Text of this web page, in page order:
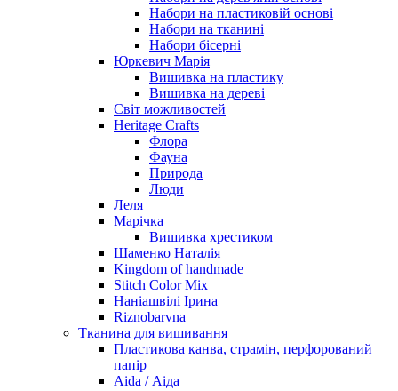
Набори на пластиковій основі
Набори на тканині
Набори бісерні
Юркевич Марія
Вишивка на пластику
Вишивка на дереві
Світ можливостей
Heritage Crafts
Флора
Фауна
Природа
Люди
Леля
Марічка
Вишивка хрестиком
Шаменко Наталія
Kingdom of handmade
Stitch Color Mix
Наніашвілі Ірина
Riznobarvna
Тканина для вишивання
Пластикова канва, страмін, перфорований
папір
Aida / Аіда